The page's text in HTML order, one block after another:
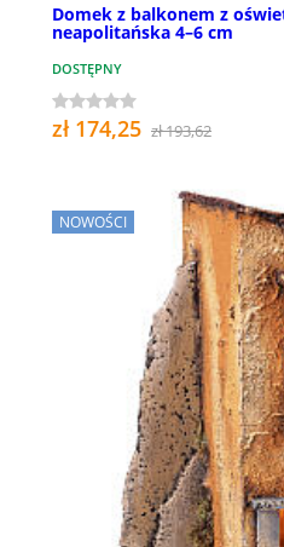
Domek z balkonem z
neapolitańska 4–6 cm
DOSTĘPNY
zł 174,25 zł 193,62
NOWOŚCI